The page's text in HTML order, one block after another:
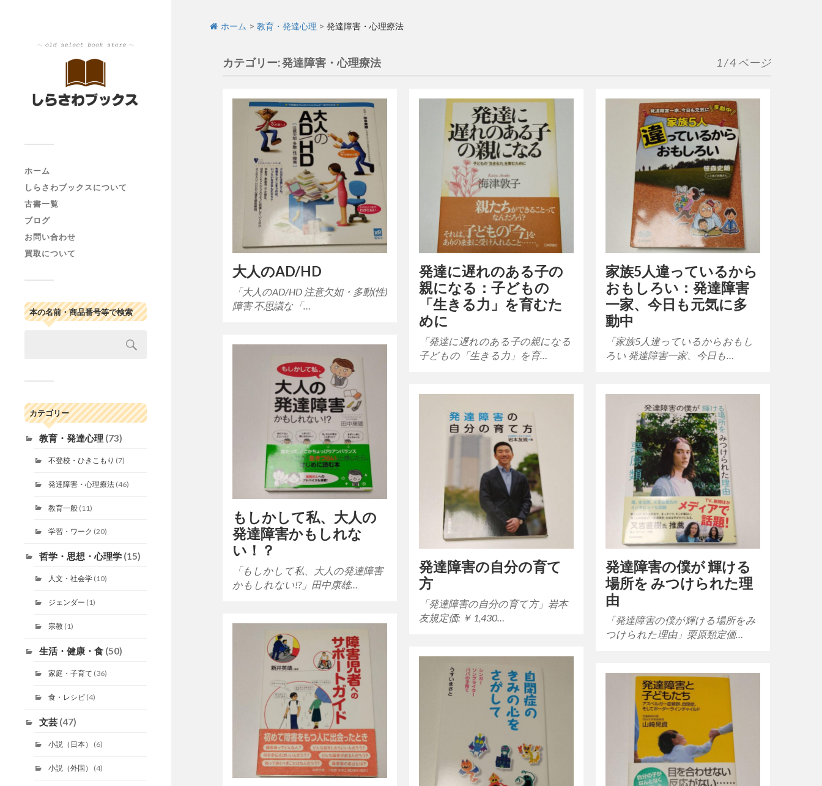
ホーム
しらさわブックスについて
古書一覧
ブログ
お問い合わせ
買取について
本の名前・商品番号等で検索
カテゴリー
教育・発達心理 (73)
不登校・ひきこもり (7)
発達障害・心理療法 (46)
教育一般 (11)
学習・ワーク (20)
哲学・思想・心理学 (15)
人文・社会学 (10)
ジェンダー (1)
宗教 (1)
生活・健康・食 (50)
家庭・子育て (36)
食・レシピ (4)
文芸 (47)
小説（日本） (6)
小説（外国） (4)
ホーム > 教育・発達心理 > 発達障害・心理療法
カテゴリー:発達障害・心理療法 1 / 4 ページ
大人のAD/HD
「大人のAD/HD 注意欠如・多動(性)
障害 不思議な「…
発達に遅れのある子の
親になる：子どもの
「生きる力」を育むた
めに
「発達に遅れのある子の親になる
子どもの「生きる力」を育…
家族5人違っているから
おもしろい：発達障害
一家、今日も元気に多
動中
「家族5人違っているからおもし
ろい 発達障害一家、今日も…
もしかして私、大人の
発達障害かもしれな
い！？
「もしかして私、大人の発達障害
かもしれない!?」田中康雄…
発達障害の自分の育て
方
「発達障害の自分の育て方」岩本
友規定価: ￥ 1,430…
発達障害の僕が 輝ける
場所を みつけられた理
由
「発達障害の僕が輝ける場所をみ
つけられた理由」栗原類定価…